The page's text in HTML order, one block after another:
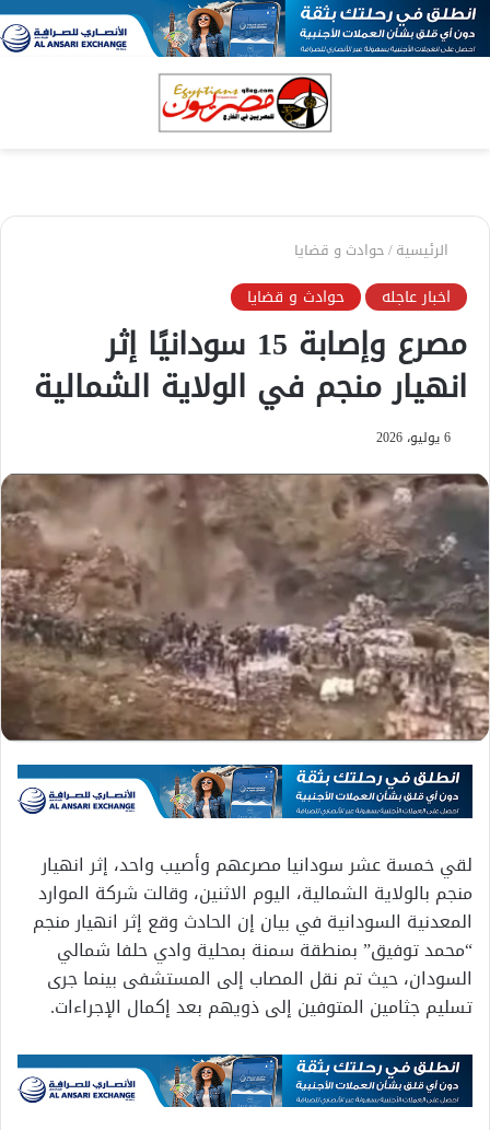
الرئيسية/حوادث و قضايا
اخبار عاجله حوادث و قضايا
مصرع وإصابة 15 سودانيًا إثر
انهيار منجم في الولاية الشمالية
6 يوليو، 2026
لقي خمسة عشر سودانيا مصرعهم وأصيب واحد، إثر انهيار
منجم بالولاية الشمالية، اليوم الاثنين، وقالت شركة الموارد
المعدنية السودانية في بيان إن الحادث وقع إثر انهيار منجم
“محمد توفيق” بمنطقة سمنة بمحلية وادي حلفا شمالي
السودان، حيث تم نقل المصاب إلى المستشفى بينما جرى
تسليم جثامين المتوفين إلى ذويهم بعد إكمال الإجراءات.